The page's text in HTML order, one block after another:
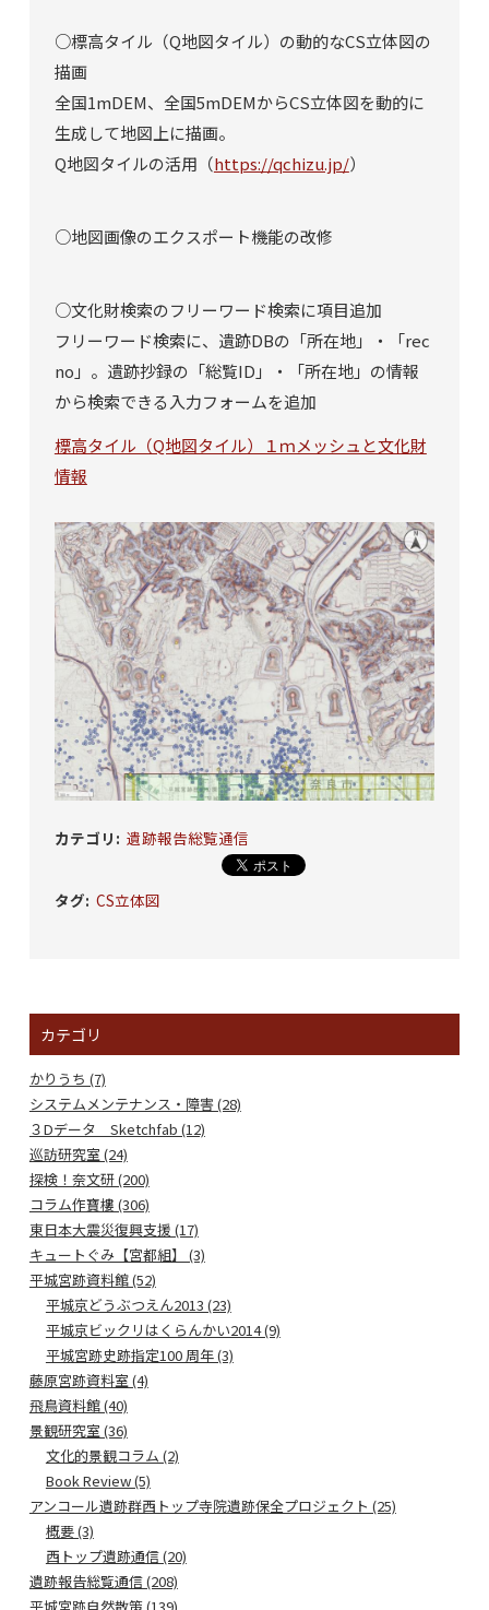
○標高タイル（Q地図タイル）の動的なCS立体図の
描画
全国1mDEM、全国5mDEMからCS立体図を動的に
生成して地図上に描画。
Q地図タイルの活用（https://qchizu.jp/）
○地図画像のエクスポート機能の改修
○文化財検索のフリーワード検索に項目追加
フリーワード検索に、遺跡DBの「所在地」・「rec
no」。遺跡抄録の「総覧ID」・「所在地」の情報
から検索できる入力フォームを追加
標高タイル（Q地図タイル）１ｍメッシュと文化財
情報
カテゴリ : 遺跡報告総覧通信
タグ: CS立体図
カテゴリ
かりうち (7)
システムメンテナンス・障害 (28)
３Dデータ Sketchfab (12)
巡訪研究室 (24)
探検！奈文研 (200)
コラム作寶樓 (306)
東日本大震災復興支援 (17)
キュートぐみ【宮都組】 (3)
平城宮跡資料館 (52)
平城京どうぶつえん2013 (23)
平城京ビックリはくらんかい2014 (9)
平城宮跡史跡指定100 周年 (3)
藤原宮跡資料室 (4)
飛鳥資料館 (40)
景観研究室 (36)
文化的景観コラム (2)
Book Review (5)
アンコール遺跡群西トップ寺院遺跡保全プロジェクト (25)
概要 (3)
西トップ遺跡通信 (20)
遺跡報告総覧通信 (208)